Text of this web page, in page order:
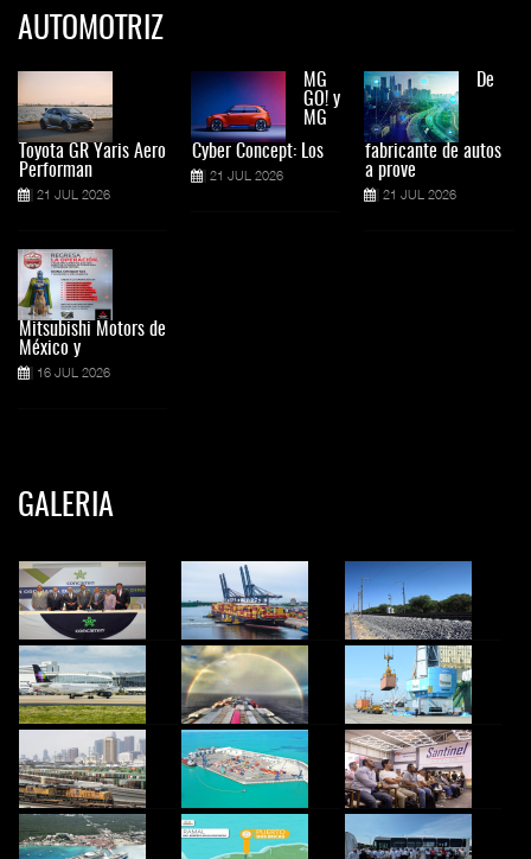
AUTOMOTRIZ
Toyota GR Yaris Aero
Performan
21 JUL 2026
Mitsubishi Motors de
México y
16 JUL 2026
MG
GO! y
MG
Cyber Concept: Los
21 JUL 2026
De
fabricante de autos
a prove
21 JUL 2026
GALERIA